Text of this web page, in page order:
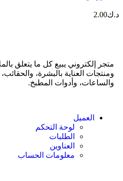
د.ك2.00
متجر إلكتروني يبيع كل ما يتعلق
ومنتجات العناية بالبشرة،
والساعات، وأدوات المطبخ.
العميل
لوحة التحكم
الطلبات
العناوين
معلومات الحساب